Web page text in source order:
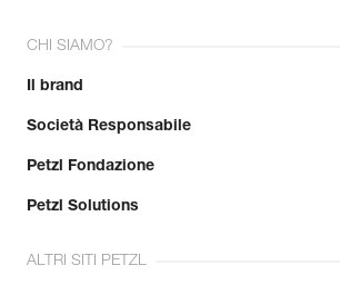
CHI SIAMO?
Il brand
Società Responsabile
Petzl Fondazione
Petzl Solutions
ALTRI SITI PETZL